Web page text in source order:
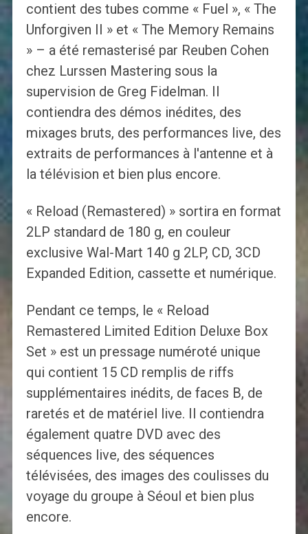
contient des tubes comme « Fuel », « The
Unforgiven II » et « The Memory Remains
» – a été remasterisé par Reuben Cohen
chez Lurssen Mastering sous la
supervision de Greg Fidelman. Il
contiendra des démos inédites, des
mixages bruts, des performances live, des
extraits de performances à l'antenne et à
la télévision et bien plus encore.
« Reload (Remastered) » sortira en format
2LP standard de 180 g, en couleur
exclusive Wal-Mart 140 g 2LP, CD, 3CD
Expanded Edition, cassette et numérique.
Pendant ce temps, le « Reload
Remastered Limited Edition Deluxe Box
Set » est un pressage numéroté unique
qui contient 15 CD remplis de riffs
supplémentaires inédits, de faces B, de
raretés et de matériel live. Il contiendra
également quatre DVD avec des
séquences live, des séquences
télévisées, des images des coulisses du
voyage du groupe à Séoul et bien plus
encore.